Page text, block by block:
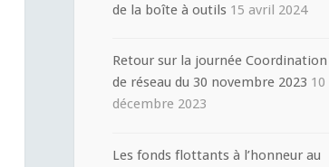
de la boîte à outils 15 avril 2024
Retour sur la journée Coordination
de réseau du 30 novembre 2023 10
décembre 2023
Les fonds flottants à l’honneur au